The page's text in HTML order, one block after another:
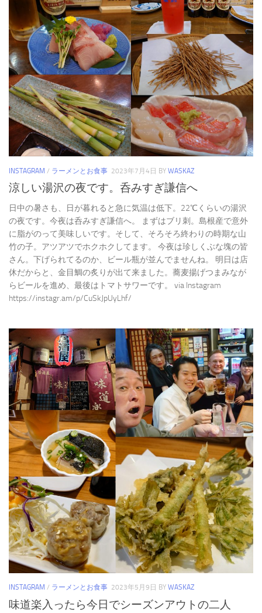
INSTAGRAM / ラーメンとお食事 2023年7月4日 BY WASKAZ
涼しい湯沢の夜です。呑みすぎ謙信へ
日中の暑さも、日が暮れると急に気温は低下。22℃くらいの湯沢
の夜です。今夜は呑みすぎ謙信へ。 まずはブリ刺。島根産で意外
に脂がのって美味しいです。そして、そろそろ終わりの時期な山
竹の子。アツアツでホクホクしてます。 今夜は珍しくぶな塊の皆
さん。下げられてるのか、ビール瓶が並んでませんね。 明日は店
休だからと、金目鯛の炙りが出て来ました。蕎麦揚げつまみなが
らビールを進め、最後はトマトサワーです。 via Instagram
https://instagr.am/p/CuSkJpUyLhf/
INSTAGRAM / ラーメンとお食事 2023年5月9日 BY WASKAZ
味道楽入ったら今日でシーズンアウトの二人